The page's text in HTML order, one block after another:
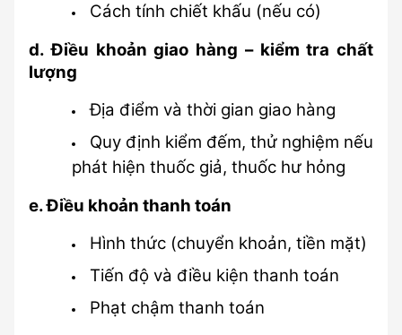
Cách tính chiết khấu (nếu có)
d. Điều khoản giao hàng – kiểm tra chất
lượng
Địa điểm và thời gian giao hàng
Quy định kiểm đếm, thử nghiệm nếu
phát hiện thuốc giả, thuốc hư hỏng
e. Điều khoản thanh toán
Hình thức (chuyển khoản, tiền mặt)
Tiến độ và điều kiện thanh toán
Phạt chậm thanh toán